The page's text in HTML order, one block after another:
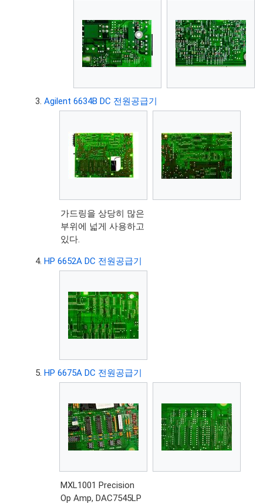
Agilent 6634B DC 전원공급기
가드링을 상당히 많은
부위에 넓게 사용하고
있다.
HP 6652A DC 전원공급기
HP 6675A DC 전원공급기
MXL1001 Precision
Op Amp, DAC7545LP